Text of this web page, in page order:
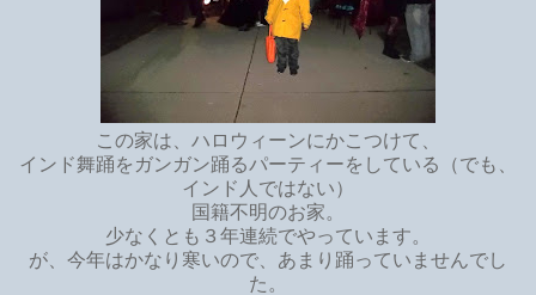
この家は、ハロウィーンにかこつけて、
インド舞踊をガンガン踊るパーティーをしている（でも、
インド人ではない）
国籍不明のお家。
少なくとも３年連続でやっています。
が、今年はかなり寒いので、あまり踊っていませんでし
た。